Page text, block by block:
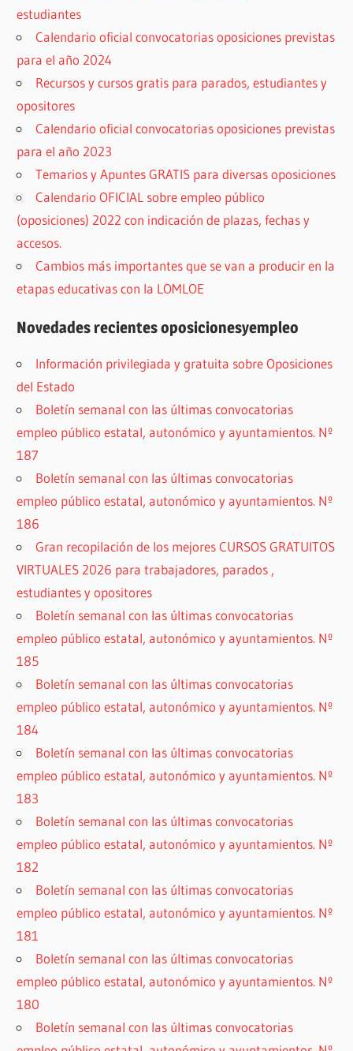
estudiantes
Calendario oficial convocatorias oposiciones previstas
para el año 2024
Recursos y cursos gratis para parados, estudiantes y
opositores
Calendario oficial convocatorias oposiciones previstas
para el año 2023
Temarios y Apuntes GRATIS para diversas oposiciones
Calendario OFICIAL sobre empleo público
(oposiciones) 2022 con indicación de plazas, fechas y
accesos.
Cambios más importantes que se van a producir en la
etapas educativas con la LOMLOE
Novedades recientes oposicionesyempleo
Información privilegiada y gratuita sobre Oposiciones
del Estado
Boletín semanal con las últimas convocatorias
empleo público estatal, autonómico y ayuntamientos. Nº
187
Boletín semanal con las últimas convocatorias
empleo público estatal, autonómico y ayuntamientos. Nº
186
Gran recopilación de los mejores CURSOS GRATUITOS
VIRTUALES 2026 para trabajadores, parados ,
estudiantes y opositores
Boletín semanal con las últimas convocatorias
empleo público estatal, autonómico y ayuntamientos. Nº
185
Boletín semanal con las últimas convocatorias
empleo público estatal, autonómico y ayuntamientos. Nº
184
Boletín semanal con las últimas convocatorias
empleo público estatal, autonómico y ayuntamientos. Nº
183
Boletín semanal con las últimas convocatorias
empleo público estatal, autonómico y ayuntamientos. Nº
182
Boletín semanal con las últimas convocatorias
empleo público estatal, autonómico y ayuntamientos. Nº
181
Boletín semanal con las últimas convocatorias
empleo público estatal, autonómico y ayuntamientos. Nº
180
Boletín semanal con las últimas convocatorias